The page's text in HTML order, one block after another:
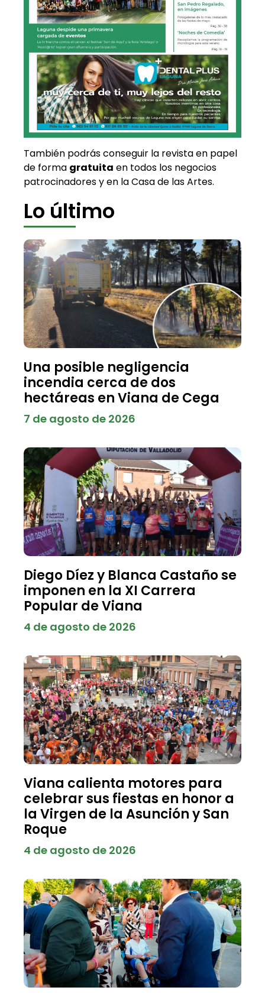
También podrás conseguir la revista en papel
de forma gratuita en todos los negocios
patrocinadores y en la Casa de las Artes.
Lo último
Una posible negligencia
incendia cerca de dos
hectáreas en Viana de Cega
7 de agosto de 2026
Diego Díez y Blanca Castaño se
imponen en la XI Carrera
Popular de Viana
4 de agosto de 2026
Viana calienta motores para
celebrar sus fiestas en honor a
la Virgen de la Asunción y San
Roque
4 de agosto de 2026